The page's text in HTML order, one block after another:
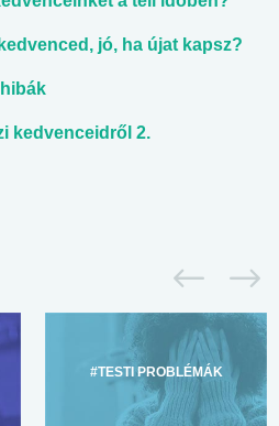
jó, ha újat kapsz?
kedvenceidről 2.
#TESTI PROBLÉMÁK